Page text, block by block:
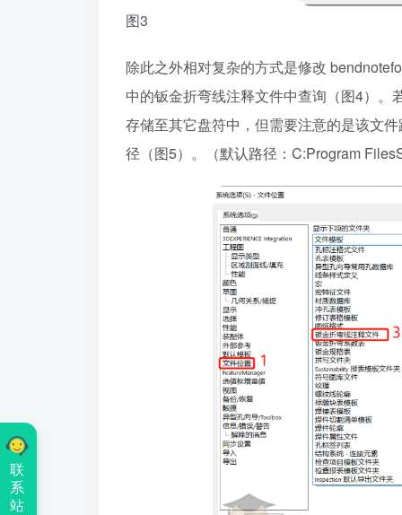
图3
除此之外相对复杂的方式是修改
中的钣金折弯线注释文件中查询（图4）。
存储至其它盘符中，但需要注意的是该文
径（图5）。（默认路径：C:Program
联
系
站